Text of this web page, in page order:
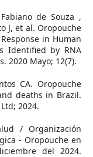
de Souza ,
J, et al. Oropouche
in Human
Identified by RNA
2020 Mayo; 12(7).
CA. Oropouche
deaths in Brazil.
2024.
/ Organización
- Oropouche en
del 2024.